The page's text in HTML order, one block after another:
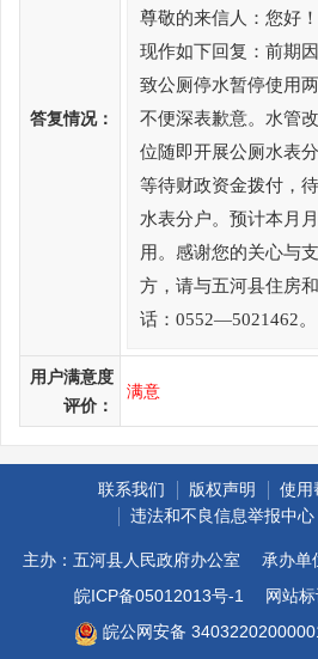
答复情况：
尊敬的来信人：您好
现作如下回复：前期
致公厕停水暂停使用
不便深表歉意。水管
位随即开展公厕水表
等待财政资金拨付，
水表分户。预计本月
用。感谢您的关心与
方，请与五河县住房
话：0552—5021462。
用户满意度
评价：
满意
联系我们 版权声明 使用
违法和不良信息举报中心
主办：五河县人民政府办公室
承办单
皖ICP备05012013号-1
网站
皖公网安备